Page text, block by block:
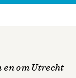
en om Utrecht